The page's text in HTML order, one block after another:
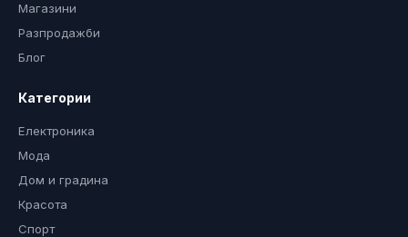
Магазини
Разпродажби
Блог
Категории
Електроника
Мода
Дом и градина
Красота
Спорт